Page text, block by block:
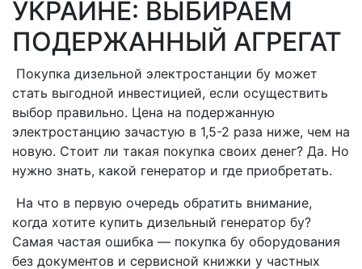
УКРАИНЕ: ВЫБИРАЕМ
ПОДЕРЖАННЫЙ АГРЕГАТ
Покупка дизельной электростанции бу может
стать выгодной инвестицией, если осуществить
выбор правильно. Цена на подержанную
электростанцию зачастую в 1,5-2 раза ниже, чем на
новую. Стоит ли такая покупка своих денег? Да. Но
нужно знать, какой генератор и где приобретать.
На что в первую очередь обратить внимание,
когда хотите купить дизельный генератор бу?
Самая частая ошибка — покупка бу оборудования
без документов и сервисной книжки у частных